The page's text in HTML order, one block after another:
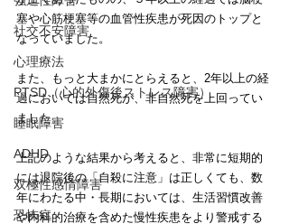
社交不安障害
心理療法
PTSD（心的外傷後ストレス障害）
睡眠障害
ADHD
双極性感情障害
恐怖症
塞や心筋梗塞等の血管性疾患が死因のトップと
なっていました。
また、もっと大まかにとらえると、2年以上の経
過においては自然死が、非自然死を上回ってい
ました。
上記のような結果から考えると、非常に短期的
には退院後の「自殺に注意」は正しくても、数
年にわたる中・長期においては、生活習慣改善
や内科的治療を含めた慢性疾患をより警戒する